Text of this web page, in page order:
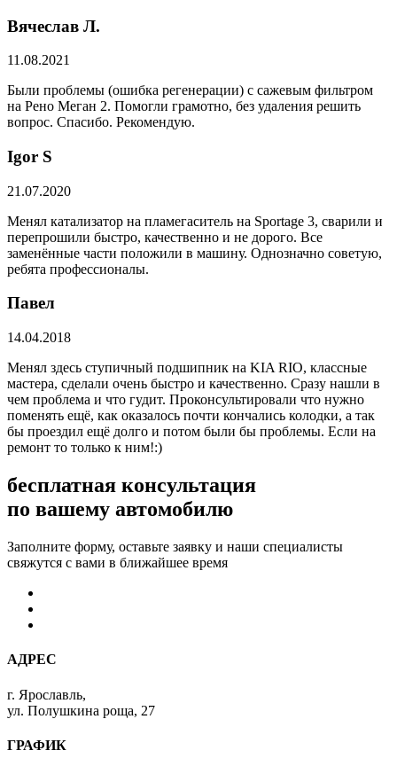
Вячеслав Л.
11.08.2021
Были проблемы (ошибка регенерации) с сажевым фильтром
на Рено Меган 2. Помогли грамотно, без удаления решить
вопрос. Спасибо. Рекомендую.
​Igor S
21.07.2020
Менял катализатор на пламегаситель на Sportage 3, сварили и
перепрошили быстро, качественно и не дорого. Все
заменённые части положили в машину. Однозначно советую,
ребята профессионалы.
Павел
14.04.2018
Менял здесь ступичный подшипник на KIA RIO, классные
мастера, сделали очень быстро и качественно. Сразу нашли в
чем проблема и что гудит. Проконсультировали что нужно
поменять ещё, как оказалось почти кончались колодки, а так
бы проездил ещё долго и потом были бы проблемы. Если на
ремонт то только к ним!:)
бесплатная консультация
по вашему автомобилю
Заполните форму, оставьте заявку и наши специалисты
свяжутся с вами в ближайшее время
АДРЕС
г. Ярославль,
ул. Полушкина роща, 27
ГРАФИК